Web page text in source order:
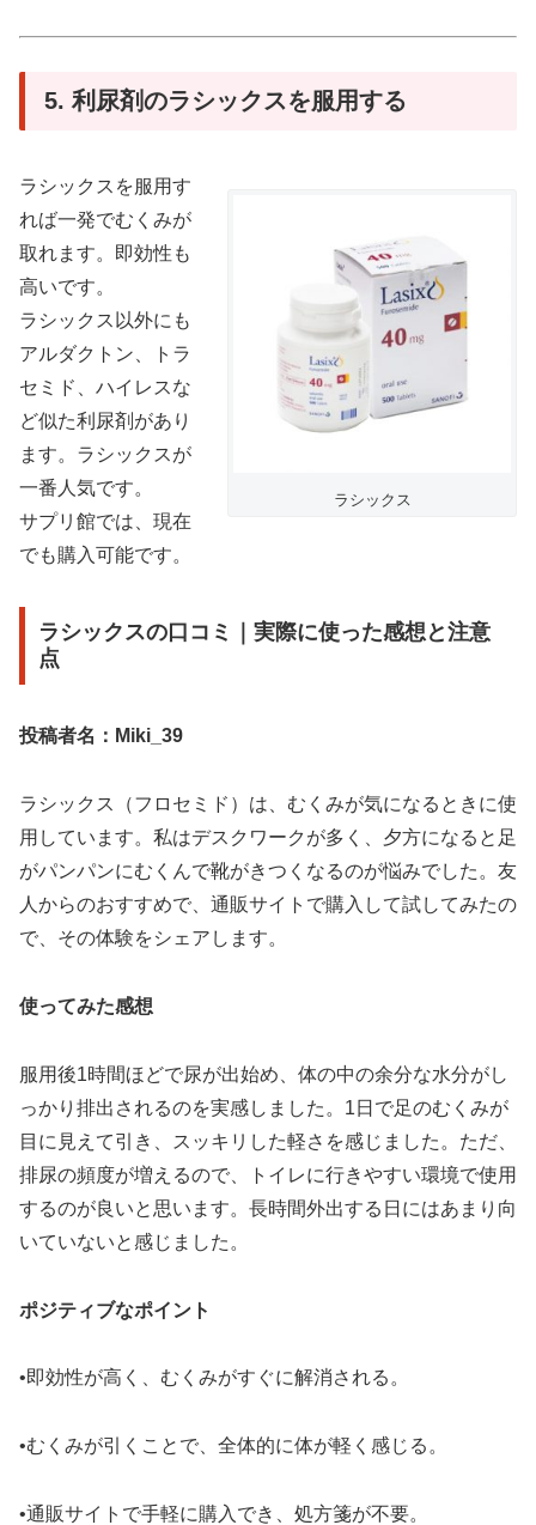
5. 利尿剤のラシックスを服用する
ラシックス
ラシックスを服用す
れば一発でむくみが
取れます。即効性も
高いです。
ラシックス以外にも
アルダクトン、トラ
セミド、ハイレスな
ど似た利尿剤があり
ます。ラシックスが
一番人気です。
サプリ館では、現在
でも購入可能です。
ラシックスの口コミ｜実際に使った感想と注意
点
投稿者名：Miki_39
ラシックス（フロセミド）は、むくみが気になるときに使
用しています。私はデスクワークが多く、夕方になると足
がパンパンにむくんで靴がきつくなるのが悩みでした。友
人からのおすすめで、通販サイトで購入して試してみたの
で、その体験をシェアします。
使ってみた感想
服用後1時間ほどで尿が出始め、体の中の余分な水分がし
っかり排出されるのを実感しました。1日で足のむくみが
目に見えて引き、スッキリした軽さを感じました。ただ、
排尿の頻度が増えるので、トイレに行きやすい環境で使用
するのが良いと思います。長時間外出する日にはあまり向
いていないと感じました。
ポジティブなポイント
•即効性が高く、むくみがすぐに解消される。
•むくみが引くことで、全体的に体が軽く感じる。
•通販サイトで手軽に購入でき、処方箋が不要。